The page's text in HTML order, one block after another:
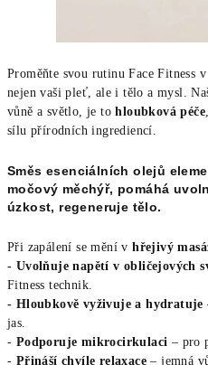
Proměňte svou rutinu Face Fitness
nejen vaši pleť, ale i tělo a mysl.
vůně a světlo, je tohloubková péče
sílu přírodních ingrediencí.
Směs esenciálních olejů
močový měchýř, pomáhá
úzkost, regeneruje tělo.
Při zapálení se mění vhřejivý
- Uvolňuje napětí v obličejových
Fitness technik.
- Hloubkově vyživuje a hydratuje
jas.
- Podporuje mikrocirkulaci – pro
- Přináší chvíle relaxace – jemná